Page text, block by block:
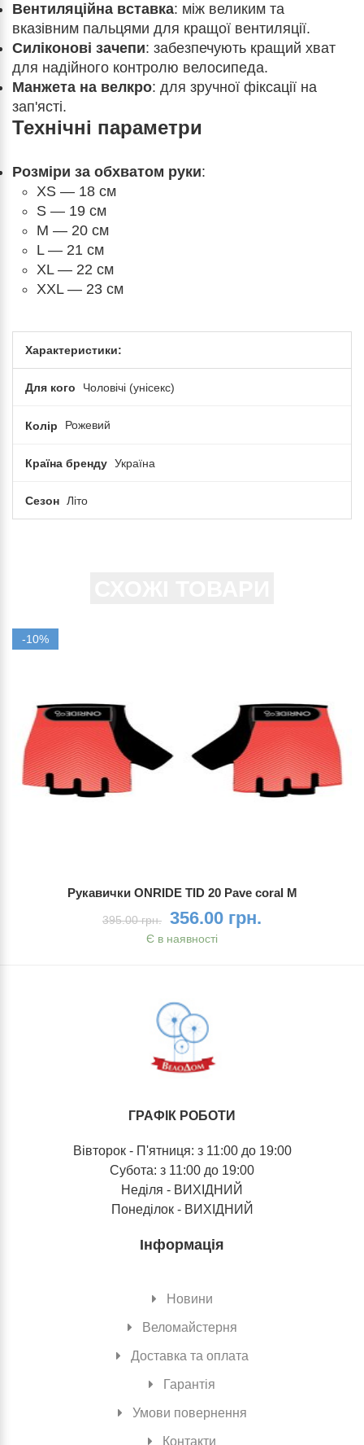
Вентиляційна вставка: між великим та
вказівним пальцями для кращої вентиляції.
Силіконові зачепи: забезпечують кращий хват
для надійного контролю велосипеда.
Манжета на велкро: для зручної фіксації на
зап'ясті.
Технічні параметри
Розміри за обхватом руки:
XS — 18 см
S — 19 см
M — 20 см
L — 21 см
XL — 22 см
XXL — 23 см
Характеристики:
Для кого Чоловічі (унісекс)
Колір Рожевий
Країна бренду Україна
Сезон Літо
-10%
Рукавички ONRIDE TID 20 Pave coral M
395.00 грн. 356.00 грн.
Є в наявності
ГРАФІК РОБОТИ
Вівторок - П'ятниця: з 11:00 до 19:00
Субота: з 11:00 до 19:00
Неділя - ВИХІДНИЙ
Понеділок - ВИХІДНИЙ
Інформація
Новини
Веломайстерня
Доставка та оплата
Гарантія
Умови повернення
Контакти